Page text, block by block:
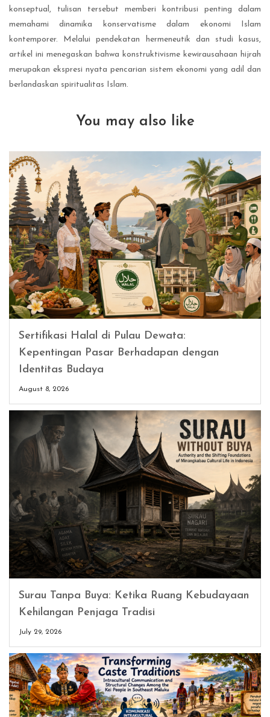
konseptual, tulisan tersebut memberi kontribusi penting dalam
memahami dinamika konservatisme dalam ekonomi Islam
kontemporer. Melalui pendekatan hermeneutik dan studi kasus,
artikel ini menegaskan bahwa konstruktivisme kewirausahaan hijrah
merupakan ekspresi nyata pencarian sistem ekonomi yang adil dan
berlandaskan spiritualitas Islam.
You may also like
Sertifikasi Halal di Pulau Dewata:
Kepentingan Pasar Berhadapan dengan
Identitas Budaya
August 8, 2026
Surau Tanpa Buya: Ketika Ruang Kebudayaan
Kehilangan Penjaga Tradisi
July 29, 2026